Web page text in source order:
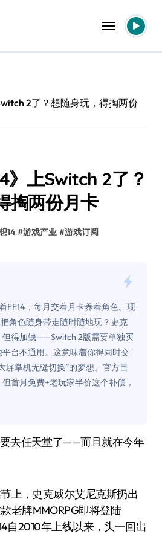
2了？想随身玩，得掏两份
》上Switch 2了？
掏两份月卡
14 #游戏产业 #游戏订阅
FF14，每月交着月卡养着角色。现
角色随身带走随时随地玩？史克
但得加钱——Switch 2版需要单独买
台不通用。这意味着你得同时交
屏掌机无缝切换”的梦想。官方目
首月免费+老玩家半价这个补偿，
上，史克威尔艾尼克斯扔出
老牌MMORPG即将登陆
自2010年上线以来，头一回出